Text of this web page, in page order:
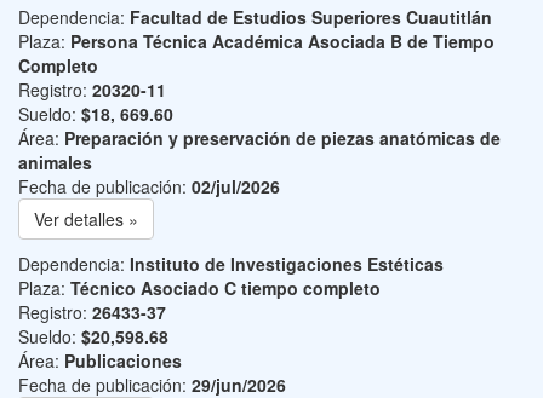
Dependencia: Facultad de Estudios Superiores Cuautitlán
Plaza: Persona Técnica Académica Asociada B de Tiempo
Completo
Registro: 20320-11
Sueldo: $18, 669.60
Área: Preparación y preservación de piezas anatómicas de
animales
Fecha de publicación: 02/jul/2026
Ver detalles »
Dependencia: Instituto de Investigaciones Estéticas
Plaza: Técnico Asociado C tiempo completo
Registro: 26433-37
Sueldo: $20,598.68
Área: Publicaciones
Fecha de publicación: 29/jun/2026